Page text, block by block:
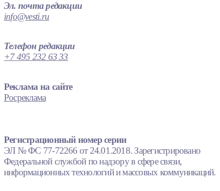
Эл. почта редакции
info@vesti.ru
Телефон редакции
+7 495 232 63 33
Реклама на сайте
Росреклама
Регистрационный номер серии
ЭЛ № ФС 77-72266 от 24.01.2018. Зарегистрировано
Федеральной службой по надзору в сфере связи,
информационных технологий и массовых коммуникаций.